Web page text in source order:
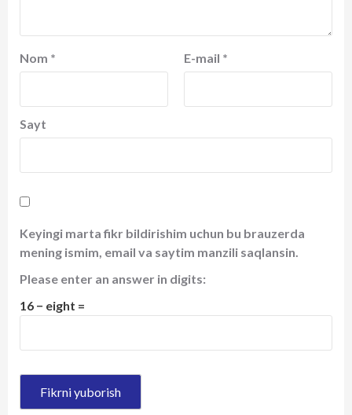
Nom * E-mail *
Sayt
Keyingi marta fikr bildirishim uchun bu brauzerda
mening ismim, email va saytim manzili saqlansin.
Please enter an answer in digits:
16 − eight =